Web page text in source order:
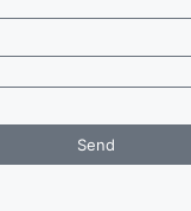
Send